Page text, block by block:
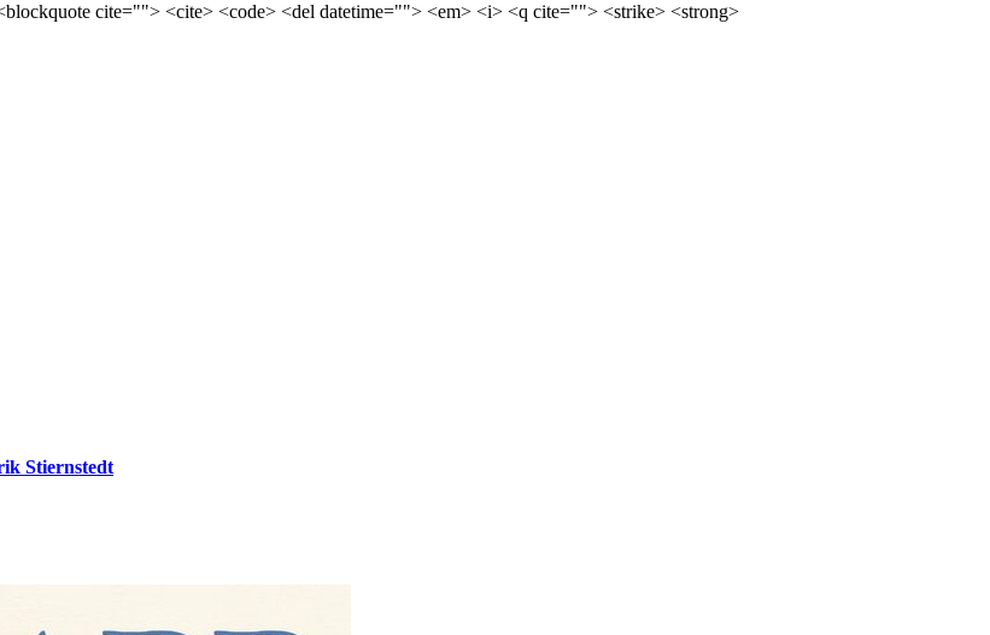
cite=""> <cite> <code> <del datetime=""> <em> <i> <q cite=""> <strike> <strong>
Stiernstedt